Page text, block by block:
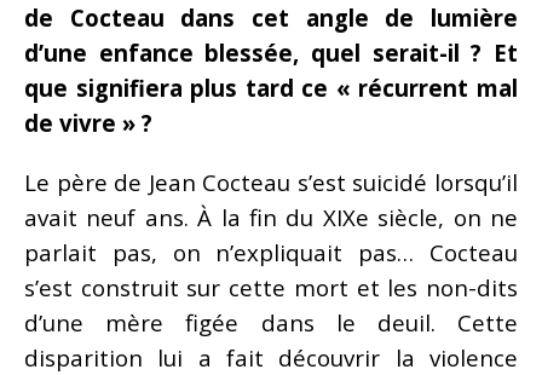
de Cocteau dans cet angle de lumière
d’une enfance blessée, quel serait-il ? Et
que signifiera plus tard ce « récurrent mal
de vivre » ?
Le père de Jean Cocteau s’est suicidé lorsqu’il
avait neuf ans. À la fin du XIXe siècle, on ne
parlait pas, on n’expliquait pas… Cocteau
s’est construit sur cette mort et les non-dits
d’une mère figée dans le deuil. Cette
disparition lui a fait découvrir la violence